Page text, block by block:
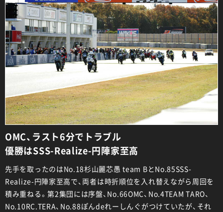
OMC、ラスト6分でトラブル
優勝はSSS-Realize-円陣家至高
先手を取ったのはNo.18杉山麗芯愚 team BとNo.85SSS-
Realize-円陣家至高で、両者は時折順位を入れ替えながら周回を
積み重ねる。第2集団には序盤、No.66OMC、No.4TEAM TARO、
No.10RC.TERA、No.88ぽんdeれーしんぐがつけていたが、それ